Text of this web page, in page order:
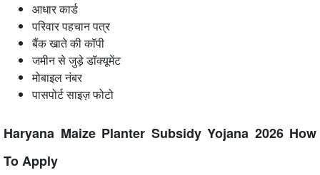
आधार कार्ड
परिवार पहचान पत्र
बैंक खाते की कॉपी
जमीन से जुड़े डॉक्यूमेंट
मोबाइल नंबर
पासपोर्ट साइज़ फोटो
Haryana Maize Planter Subsidy Yojana 2026 How
To Apply